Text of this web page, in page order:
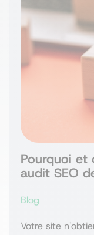
Pourquoi et
audit SEO
Blog
Votre site